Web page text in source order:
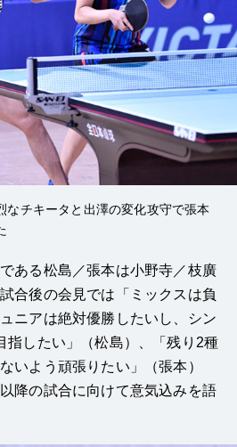
なチキータと出澤の変化攻守で張本
ある松島／張本は小野寺／枝廣
合後の会見では「ミックスは負
ニアは絶対優勝したいし、シン
指したい」（松島）、「残り2種
いよう頑張りたい」（張本）
降の試合に向けて意気込みを語